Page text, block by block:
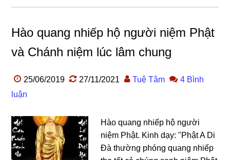
Hào quang nhiếp hộ người niệm Phật
và Chánh niệm lúc lâm chung
25/06/2019 27/11/2021 Tuệ Tâm
4 Bình
luận
Hào quang nhiếp hộ người
niệm Phật. Kinh dạy: "Phật A Di
Đà thường phóng quang nhiếp